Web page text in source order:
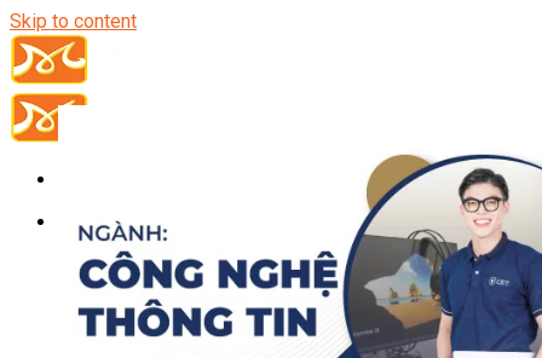
Skip to content
Đầu Bếp
Bếp Trưởng Điều Hành
Nghiệp Vụ Bếp Trưởng
Nghiệp Vụ Bếp Quốc Tế
Nghiệp Vụ Bếp Trưởng Bếp Việt
Nghiệp Vụ Bếp Trưởng Bếp Âu